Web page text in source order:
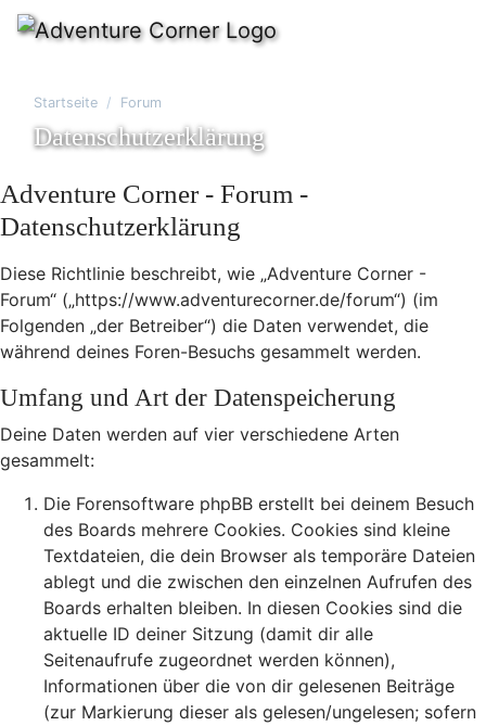
Startseite Forum
Datenschutzerklärung
Adventure Corner - Forum -
Datenschutzerklärung
Diese Richtlinie beschreibt, wie „Adventure Corner -
Forum“ („https://www.adventurecorner.de/forum“) (im
Folgenden „der Betreiber“) die Daten verwendet, die
während deines Foren-Besuchs gesammelt werden.
Umfang und Art der Datenspeicherung
Deine Daten werden auf vier verschiedene Arten
gesammelt:
Die Forensoftware phpBB erstellt bei deinem Besuch
des Boards mehrere Cookies. Cookies sind kleine
Textdateien, die dein Browser als temporäre Dateien
ablegt und die zwischen den einzelnen Aufrufen des
Boards erhalten bleiben. In diesen Cookies sind die
aktuelle ID deiner Sitzung (damit dir alle
Seitenaufrufe zugeordnet werden können),
Informationen über die von dir gelesenen Beiträge
(zur Markierung dieser als gelesen/ungelesen; sofern